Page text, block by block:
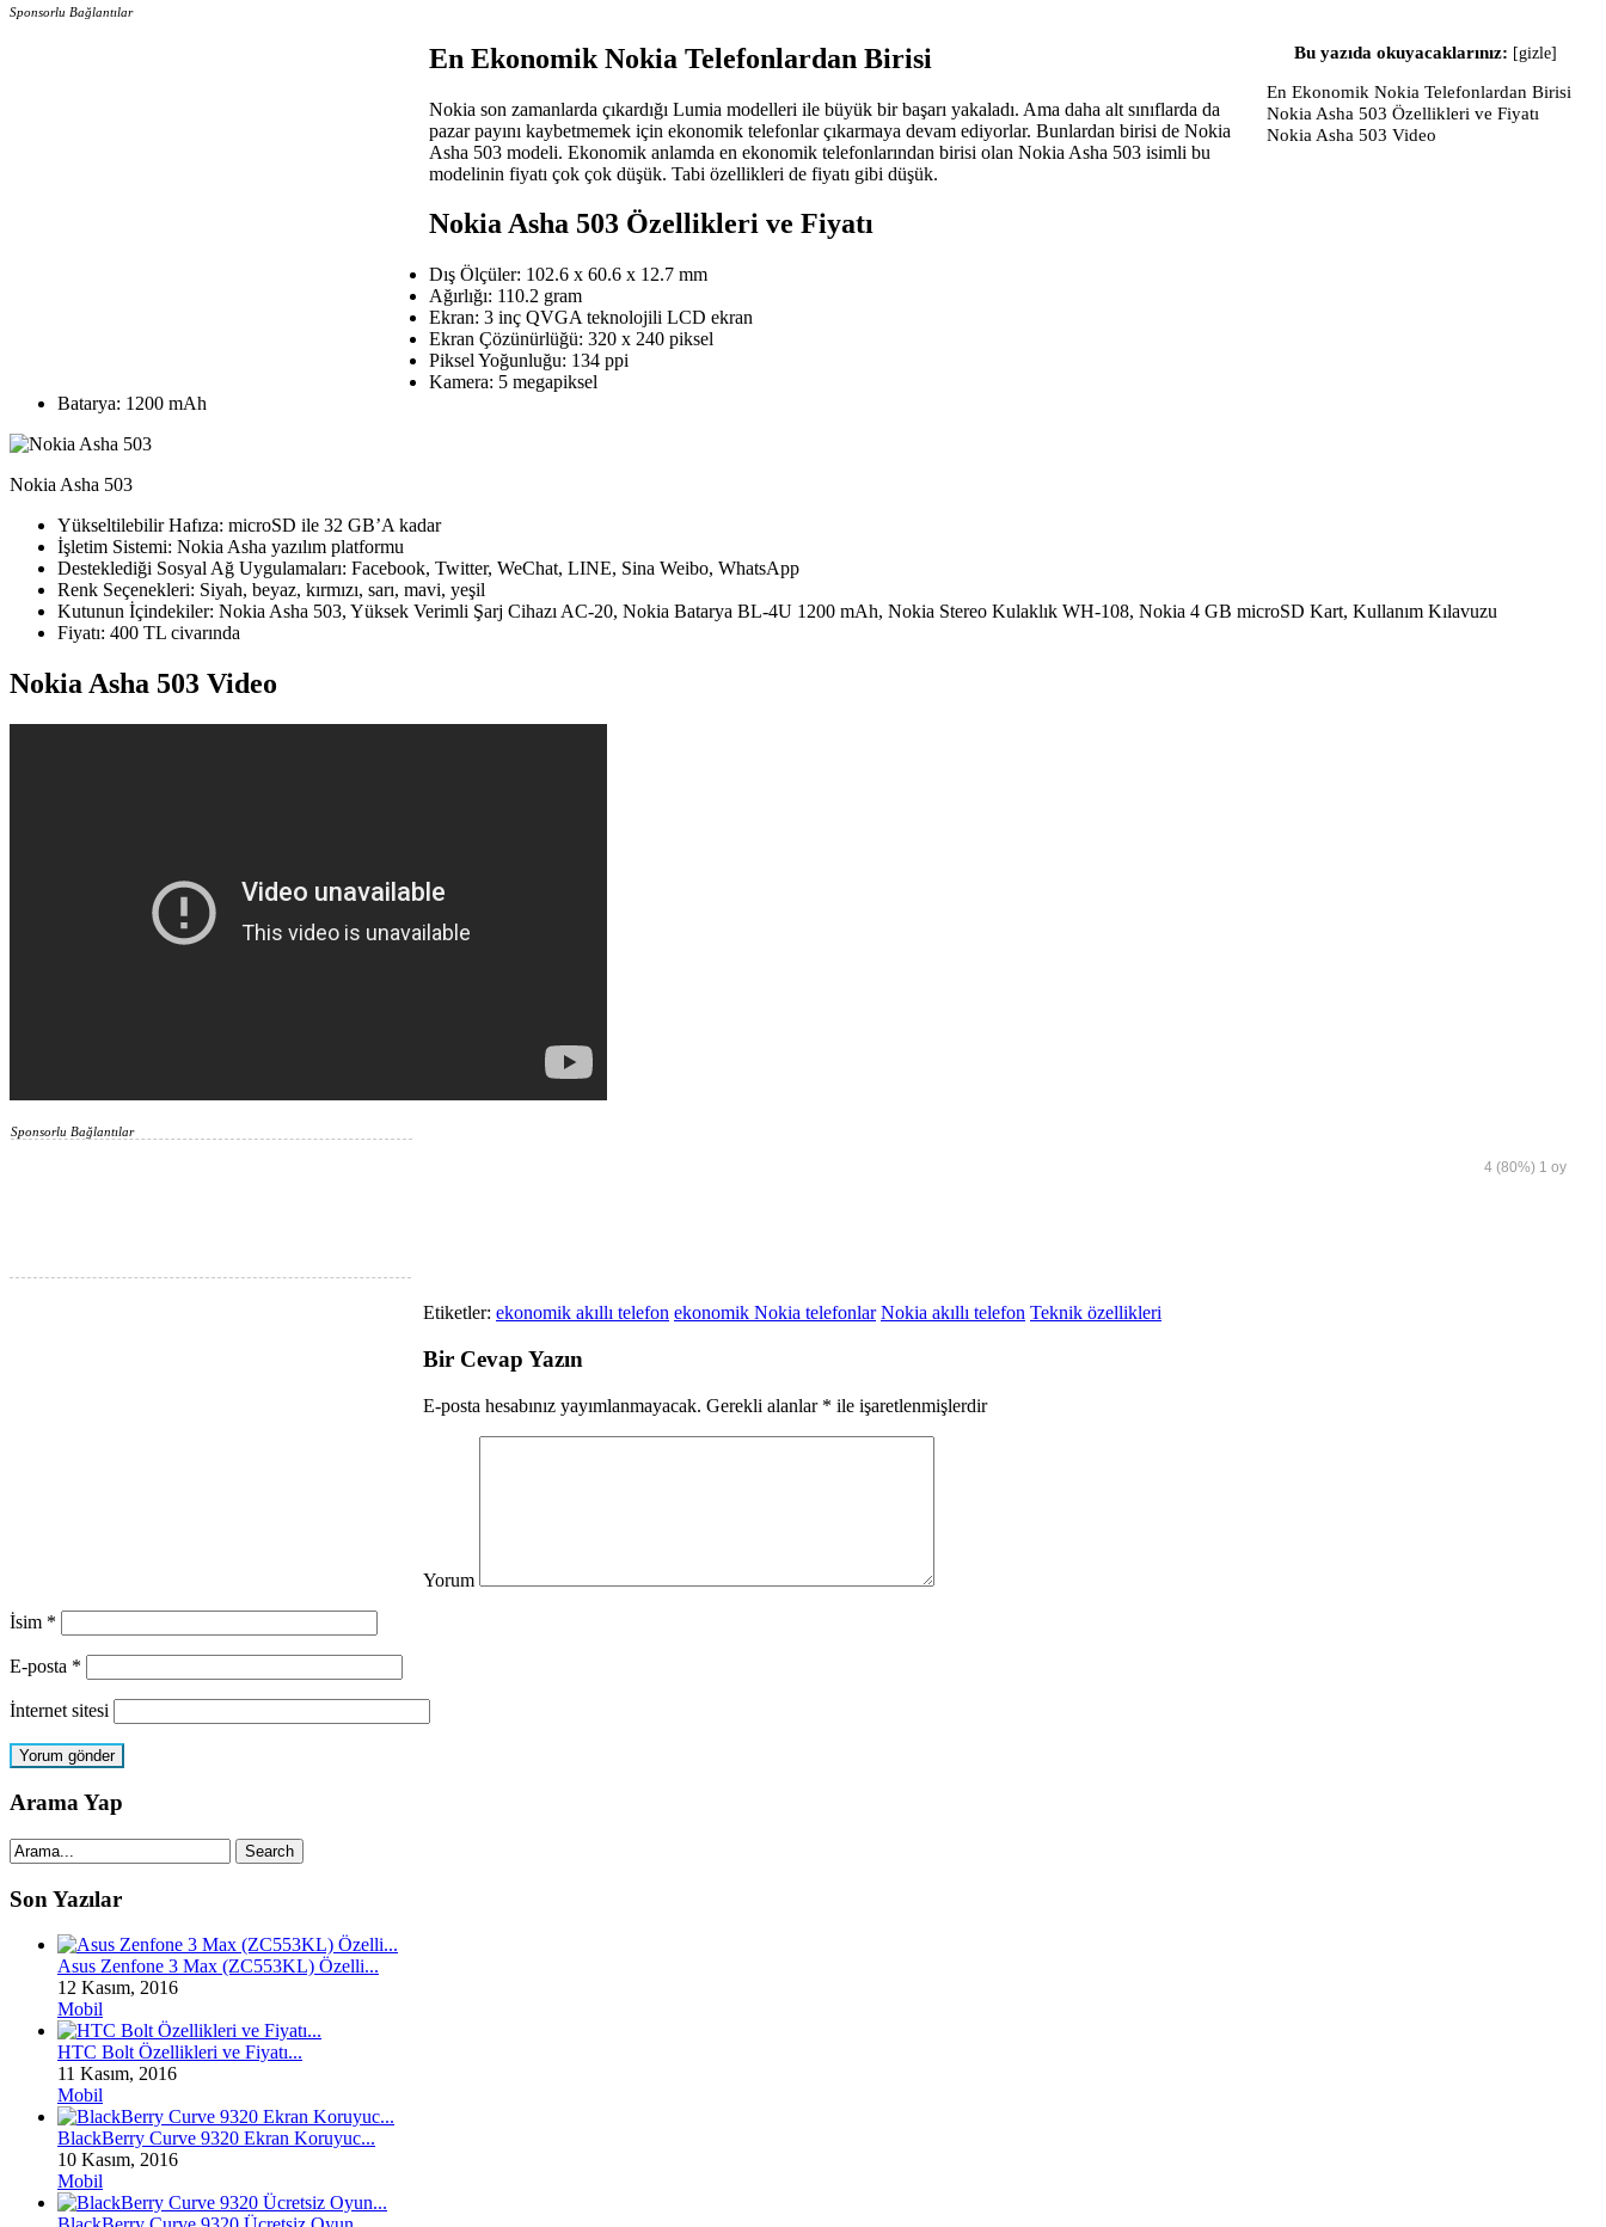
Sponsorlu Bağlantılar
Bu yazıda okuyacaklarınız: [gizle]
En Ekonomik Nokia Telefonlardan Birisi
Nokia Asha 503 Özellikleri ve Fiyatı
Nokia Asha 503 Video
En Ekonomik Nokia Telefonlardan Birisi
Nokia son zamanlarda çıkardığı Lumia modelleri ile büyük bir başarı yakaladı. Ama daha alt sınıflarda da
pazar payını kaybetmemek için ekonomik telefonlar çıkarmaya devam ediyorlar. Bunlardan birisi de Nokia
Asha 503 modeli. Ekonomik anlamda en ekonomik telefonlarından birisi olan Nokia Asha 503 isimli bu
modelinin fiyatı çok çok düşük. Tabi özellikleri de fiyatı gibi düşük.
Nokia Asha 503 Özellikleri ve Fiyatı
Dış Ölçüler: 102.6 x 60.6 x 12.7 mm
Ağırlığı: 110.2 gram
Ekran: 3 inç QVGA teknolojili LCD ekran
Ekran Çözünürlüğü: 320 x 240 piksel
Piksel Yoğunluğu: 134 ppi
Kamera: 5 megapiksel
Batarya: 1200 mAh
Nokia Asha 503
Yükseltilebilir Hafıza: microSD ile 32 GB’A kadar
İşletim Sistemi: Nokia Asha yazılım platformu
Desteklediği Sosyal Ağ Uygulamaları: Facebook, Twitter, WeChat, LINE, Sina Weibo, WhatsApp
Renk Seçenekleri: Siyah, beyaz, kırmızı, sarı, mavi, yeşil
Kutunun İçindekiler: Nokia Asha 503, Yüksek Verimli Şarj Cihazı AC-20, Nokia Batarya BL-4U 1200 mAh, Nokia Stereo Kulaklık WH-108, Nokia 4 GB microSD Kart, Kullanım Kılavuzu
Fiyatı: 400 TL civarında
Nokia Asha 503 Video
4(80%) 1 oy
Sponsorlu Bağlantılar
Etiketler: ekonomik akıllı telefon ekonomik Nokia telefonlar Nokia akıllı telefon Teknik özellikleri
Bir Cevap Yazın
E-posta hesabınız yayımlanmayacak. Gerekli alanlar * ile işaretlenmişlerdir
Yorum
İsim *
E-posta *
İnternet sitesi
Arama Yap
Son Yazılar
Asus Zenfone 3 Max (ZC553KL) Özelli...
12 Kasım, 2016
Mobil
HTC Bolt Özellikleri ve Fiyatı...
11 Kasım, 2016
Mobil
BlackBerry Curve 9320 Ekran Koruyuc...
10 Kasım, 2016
Mobil